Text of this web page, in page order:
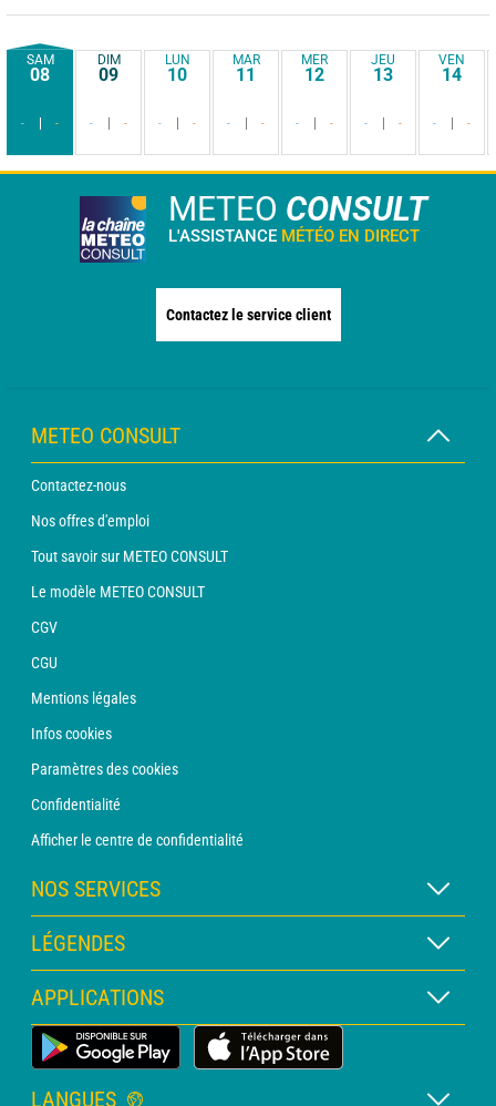
SAM
08
- -
DIM
09
- -
LUN
10
- -
MAR
11
- -
MER
12
- -
JEU
13
- -
VEN
14
- -
METEO CONSULT
L'ASSISTANCE MÉTÉO EN DIRECT
Contactez le service client
METEO CONSULT
Contactez-nous
Nos offres d'emploi
Tout savoir sur METEO CONSULT
Le modèle METEO CONSULT
CGV
CGU
Mentions légales
Infos cookies
Paramètres des cookies
Confidentialité
Afficher le centre de confidentialité
NOS SERVICES
Abonnement METEO Xpert
Abonnement METEO PRO
Consultation avec un prévisionniste
Bulletin PRO
LÉGENDES
Légende des cartes
Légende des pictogrammes
Glossaire
APPLICATIONS
Application Météo Terrestre
LANGUES